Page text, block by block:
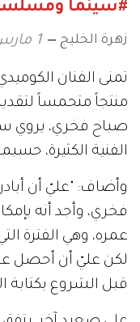
#سينما
زهرة الخليج 1 مارس 2022
تمنى الفنان
منتجاً متحمساً
صباح فخري، يروي
الفنية الكثيرة،
وأضاف: "عليّ أن
فخري، وأجد أنه
عمره، وهي الفترة
لكن عليّ أن أحصل
قبل الشروع بكتابة